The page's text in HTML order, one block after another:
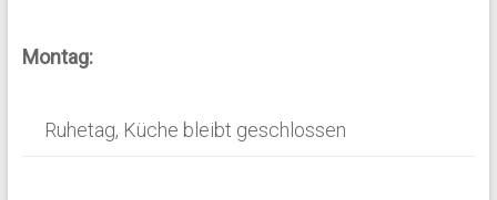
t
n
Montag:
Ruhetag, Küche bleibt geschlossen